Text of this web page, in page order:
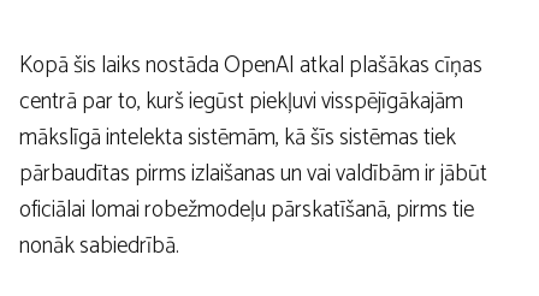
Kopā šis laiks nostāda OpenAI atkal plašākas cīņas
centrā par to, kurš iegūst piekļuvi visspējīgākajām
mākslīgā intelekta sistēmām, kā šīs sistēmas tiek
pārbaudītas pirms izlaišanas un vai valdībām ir jābūt
oficiālai lomai robežmodeļu pārskatīšanā, pirms tie
nonāk sabiedrībā.